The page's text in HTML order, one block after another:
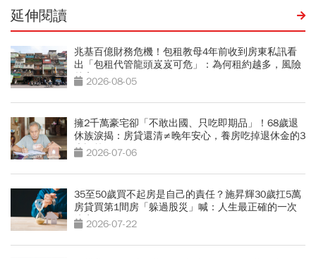
延伸閱讀
兆基百億財務危機！包租教母4年前收到房東私訊看
出「包租代管龍頭岌岌可危」：為何租約越多，風險
越高？
2026-08-05
擁2千萬豪宅卻「不敢出國、只吃即期品」！68歲退
休族淚揭：房貸還清≠晚年安心，養房吃掉退休金的3
大誤算
2026-07-06
35至50歲買不起房是自己的責任？施昇輝30歲扛5萬
房貸買第1間房「躲過股災」喊：人生最正確的一次
決定2026-07-22